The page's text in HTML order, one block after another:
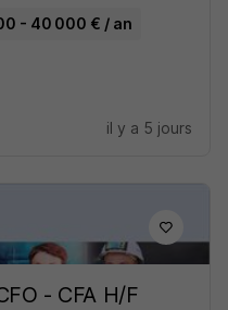
- 40 000 € / an
il y a 5 jours
- CFA H/F